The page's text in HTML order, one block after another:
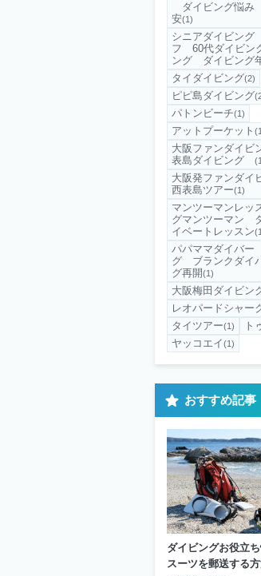
ダイビング悩み
安(1)
シニアダイビン
フ 60代ダイビン
ング ダイビング
タイダイビング(2)
ピピ島ダイビング
パトンビーチ(1)
アットプーケット
大阪ファンダイ
表島ダイビング
大阪発ファンダイ
西表島ツアー(1)
マンツーマンレ
グマンツーマン
イベートレッスン
パパママダイバ
グ ブランクダイ
グ再開(1)
大阪梅田ダイビン
レオパードシャー
タイツアー(1) ト
ヤッコエイ(1)
おすすめ記事
ダイビングお役立
スーツを郵送する方